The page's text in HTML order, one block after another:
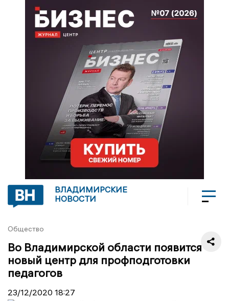
ВЛАДИМИРСКИЕ
НОВОСТИ
Общество
Во Владимирской области появится
новый центр для профподготовки
педагогов
23/12/2020 18:27